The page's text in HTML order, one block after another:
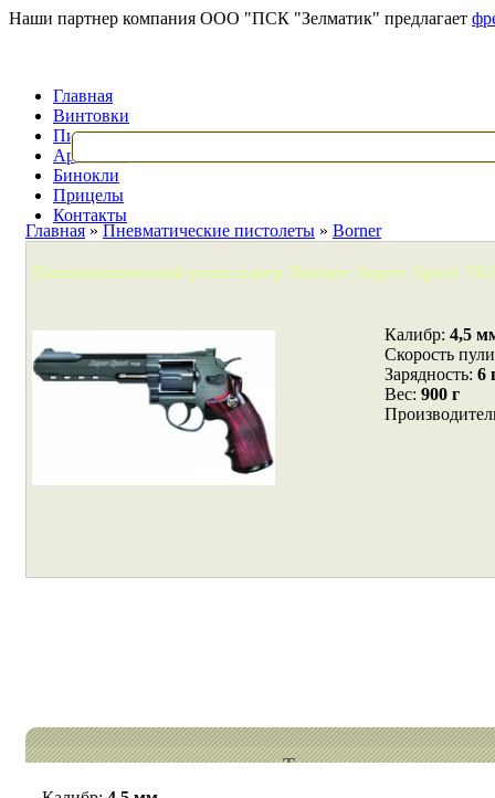
Наши партнер компания ООО "ПСК "Зелматик" предлагает
Главная
Винтовки
Пистолеты
Арбалеты
Бинокли
Прицелы
Контакты
Главная » Пневматические пистолеты » Borner
Пневматический револьвер Borner Super Sport 702
Калибр: 4,5
Cкорость
Зарядность: 6
Вес: 900 г
Технические